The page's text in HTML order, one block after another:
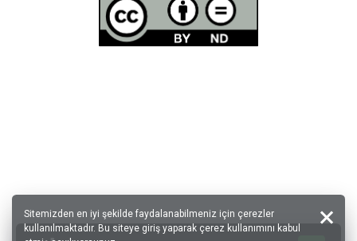
Sitemizden en iyi şekilde faydalanabilmeniz için çerezler
kullanılmaktadır. Bu siteye giriş yaparak çerez kullanımını kabul